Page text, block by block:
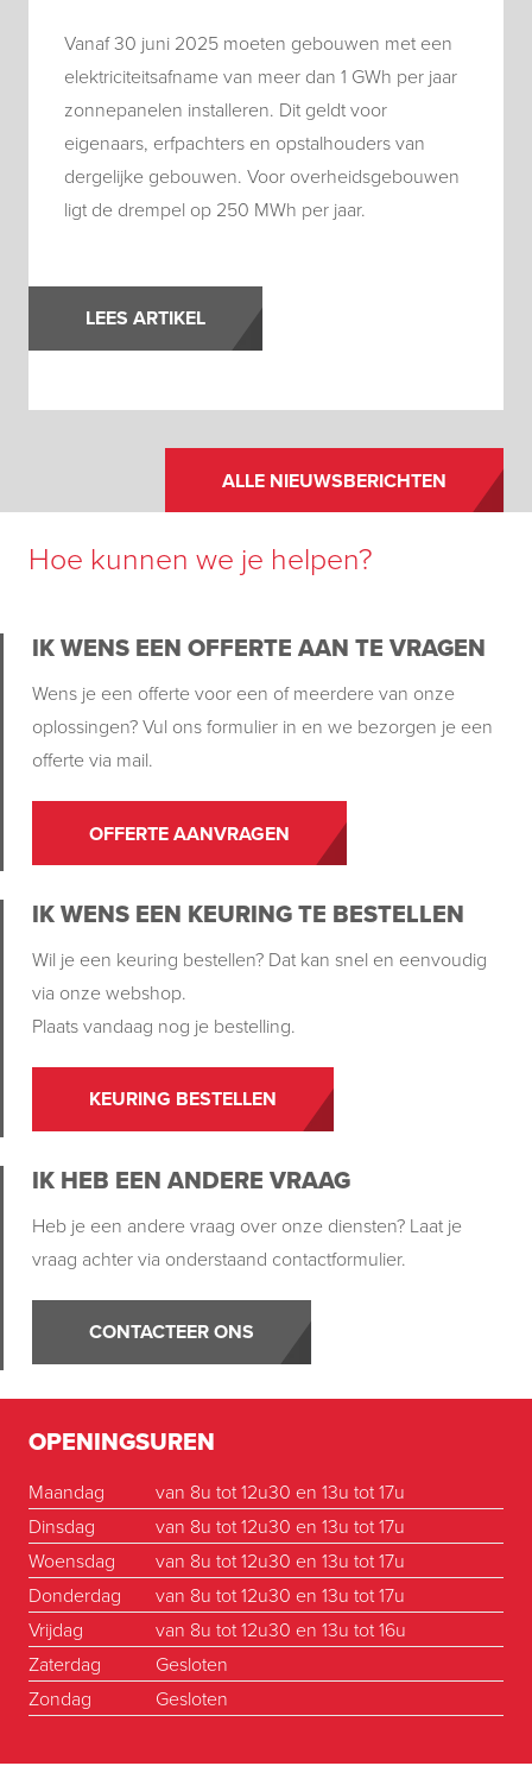
Vanaf 30 juni 2025 moeten gebouwen met een
elektriciteitsafname van meer dan 1 GWh per jaar
zonnepanelen installeren. Dit geldt voor
eigenaars, erfpachters en opstalhouders van
dergelijke gebouwen. Voor overheidsgebouwen
ligt de drempel op 250 MWh per jaar.
LEES ARTIKEL
ALLE NIEUWSBERICHTEN
Hoe kunnen we je helpen?
IK WENS EEN OFFERTE AAN TE VRAGEN
Wens je een offerte voor een of meerdere van onze
oplossingen? Vul ons formulier in en we bezorgen je een
offerte via mail.
OFFERTE AANVRAGEN
IK WENS EEN KEURING TE BESTELLEN
Wil je een keuring bestellen? Dat kan snel en eenvoudig
via onze webshop.
Plaats vandaag nog je bestelling.
KEURING BESTELLEN
IK HEB EEN ANDERE VRAAG
Heb je een andere vraag over onze diensten? Laat je
vraag achter via onderstaand contactformulier.
CONTACTEER ONS
OPENINGSUREN
Maandag
van 8u tot 12u30 en 13u tot 17u
Dinsdag
van 8u tot 12u30 en 13u tot 17u
Woensdag
van 8u tot 12u30 en 13u tot 17u
Donderdag
van 8u tot 12u30 en 13u tot 17u
Vrijdag
van 8u tot 12u30 en 13u tot 16u
Zaterdag
Gesloten
Zondag
Gesloten